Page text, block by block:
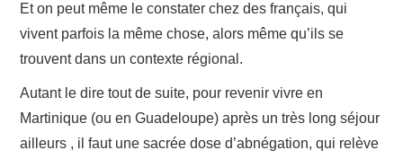
Et on peut même le constater chez des français, qui
vivent parfois la même chose, alors même qu’ils se
trouvent dans un contexte régional.
Autant le dire tout de suite, pour revenir vivre en
Martinique (ou en Guadeloupe) après un très long séjour
ailleurs , il faut une sacrée dose d’abnégation, qui relève